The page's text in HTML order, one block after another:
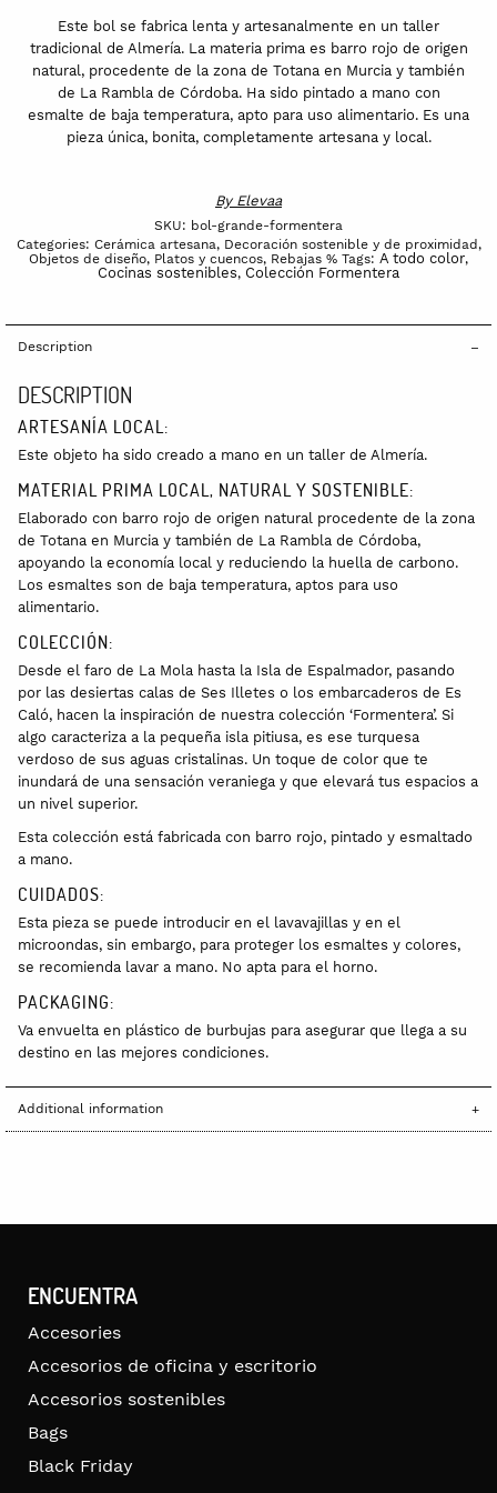
Este bol se fabrica lenta y artesanalmente en un taller
tradicional de Almería. La materia prima es barro rojo de origen
natural, procedente de la zona de Totana en Murcia y también
de La Rambla de Córdoba. Ha sido pintado a mano con
esmalte de baja temperatura, apto para uso alimentario. Es una
pieza única, bonita, completamente artesana y local.
By Elevaa
SKU: bol-grande-formentera
Categories: Cerámica artesana, Decoración sostenible y de proximidad,
Objetos de diseño, Platos y cuencos, Rebajas % Tags: A todo color,
Cocinas sostenibles, Colección Formentera
Description
DESCRIPTION
ARTESANÍA LOCAL:
Este objeto ha sido creado a mano en un taller de Almería.
MATERIAL PRIMA LOCAL, NATURAL Y SOSTENIBLE:
Elaborado con barro rojo de origen natural procedente de la zona
de Totana en Murcia y también de La Rambla de Córdoba,
apoyando la economía local y reduciendo la huella de carbono.
Los esmaltes son de baja temperatura, aptos para uso
alimentario.
COLECCIÓN:
Desde el faro de La Mola hasta la Isla de Espalmador, pasando
por las desiertas calas de Ses Illetes o los embarcaderos de Es
Caló, hacen la inspiración de nuestra colección ‘Formentera’. Si
algo caracteriza a la pequeña isla pitiusa, es ese turquesa
verdoso de sus aguas cristalinas. Un toque de color que te
inundará de una sensación veraniega y que elevará tus espacios a
un nivel superior.
Esta colección está fabricada con barro rojo, pintado y esmaltado
a mano.
CUIDADOS:
Esta pieza se puede introducir en el lavavajillas y en el
microondas, sin embargo, para proteger los esmaltes y colores,
se recomienda lavar a mano. No apta para el horno.
PACKAGING:
Va envuelta en plástico de burbujas para asegurar que llega a su
destino en las mejores condiciones.
Additional information
ENCUENTRA
Accesories
Accesorios de oficina y escritorio
Accesorios sostenibles
Bags
Black Friday